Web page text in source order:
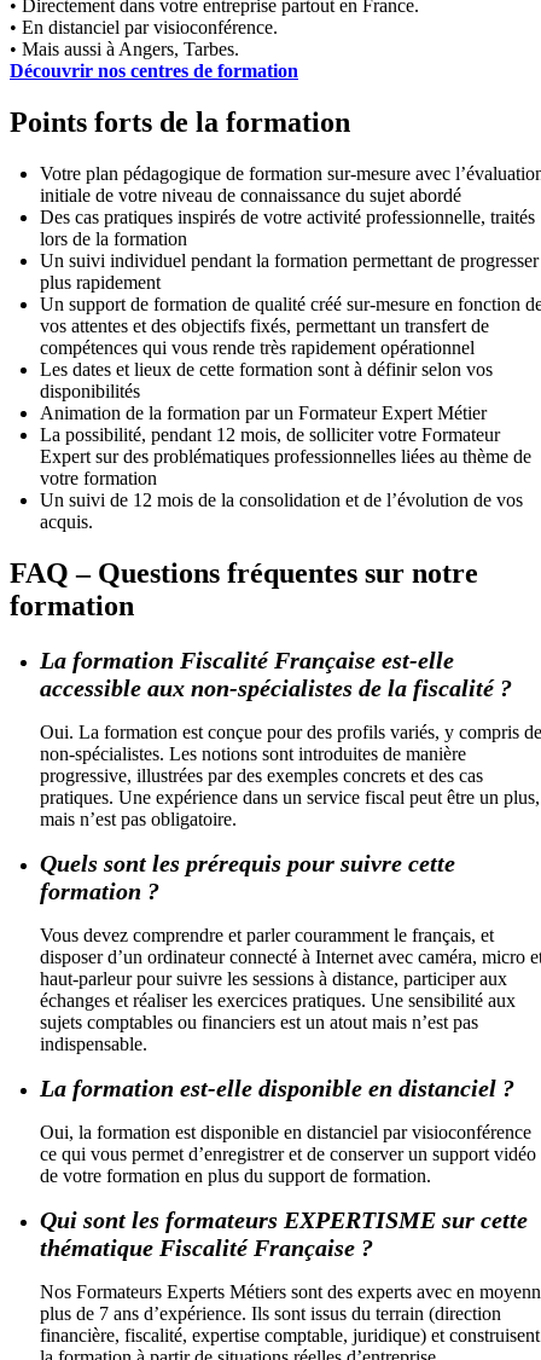
• Directement dans votre entreprise partout en France.
• En distanciel par visioconférence.
• Mais aussi à Angers, Tarbes.
Découvrir nos centres de formation
Points forts de la formation
Votre plan pédagogique de formation sur-mesure avec
initiale de votre niveau de connaissance du sujet abordé
Des cas pratiques inspirés de votre activité professionnelle, traités
lors de la formation
Un suivi individuel pendant la formation permettant de progresser
plus rapidement
Un support de formation de qualité créé sur-mesure en fonction
vos attentes et des objectifs fixés, permettant un transfert de
compétences qui vous rende très rapidement opérationnel
Les dates et lieux de cette formation sont à définir selon vos
disponibilités
Animation de la formation par un Formateur Expert Métier
La possibilité, pendant 12 mois, de solliciter votre Formateur
Expert sur des problématiques professionnelles liées au thème de
votre formation
Un suivi de 12 mois de la consolidation et de l’évolution de vos
acquis.
FAQ – Questions fréquentes sur notre
formation
La formation Fiscalité Française est-elle
accessible aux non-spécialistes de la fiscalité ?
Oui. La formation est conçue pour des profils variés, y compris
non-spécialistes. Les notions sont introduites de manière
progressive, illustrées par des exemples concrets et des cas
pratiques. Une expérience dans un service fiscal peut être un plus,
mais n’est pas obligatoire.
Quels sont les prérequis pour suivre cette
formation ?
Vous devez comprendre et parler couramment le français, et
disposer d’un ordinateur connecté à Internet avec caméra, micro
haut-parleur pour suivre les sessions à distance, participer aux
échanges et réaliser les exercices pratiques. Une sensibilité aux
sujets comptables ou financiers est un atout mais n’est pas
indispensable.
La formation est-elle disponible en distanciel ?
Oui, la formation est disponible en distanciel par visioconférence
ce qui vous permet d’enregistrer et de conserver un support vidéo
de votre formation en plus du support de formation.
Qui sont les formateurs EXPERTISME sur cette
thématique Fiscalité Française ?
Nos Formateurs Experts Métiers sont des experts avec en
plus de 7 ans d’expérience. Ils sont issus du terrain (direction
financière, fiscalité, expertise comptable, juridique) et construisent